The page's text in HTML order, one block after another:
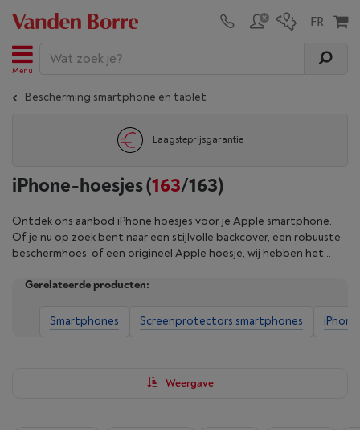
Menu
Bescherming smartphone en tablet
Laagsteprijsgarantie
iPhone-hoesjes(163/163)
Ontdek ons aanbod iPhone hoesjes voor je Apple smartphone.
Of je nu op zoek bent naar een stijlvolle backcover, een robuuste
beschermhoes, of een origineel Apple hoesje, wij hebben het
toestel optimaal beschermt en er tegelijkertijd goed uitziet?
kenmerken.
Gerelateerde producten:
Smartphones Screenprotectors smartphones iPhone
Weergave